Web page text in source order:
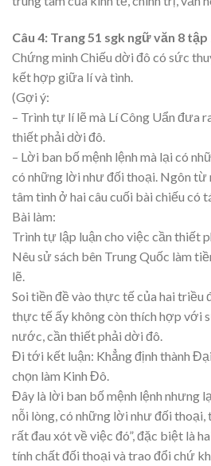
Câu 4: Trang 51 sgk ngữ văn 8 tập
Chứng minh Chiếu dời đô có sức
kết hợp giữa lí và tình.
(Gợi ý:
– Trình tự lí lẽ mà Lí Công Uẩn đưa
thiết phải dời đô.
– Lời ban bố mệnh lệnh mà lại có
có những lời như đối thoại. Ngôn từ
tâm tình ở hai câu cuối bài chiếu có
Bài làm:
Trình tự lập luận cho việc cần thiết
Nêu sử sách bên Trung Quốc làm
lẽ.
Soi tiền đề vào thực tế của hai triều
thực tế ấy không còn thích hợp với
nước, cần thiết phải dời đô.
Đi tới kết luận: Khẳng định thành
chọn làm Kinh Đô.
Đây là lời ban bố mệnh lệnh nhưng
nỗi lòng, có những lời như đối thoại,
rất đau xót về việc đó”, đặc biệt là
tính chất đối thoại và trao đổi chứ